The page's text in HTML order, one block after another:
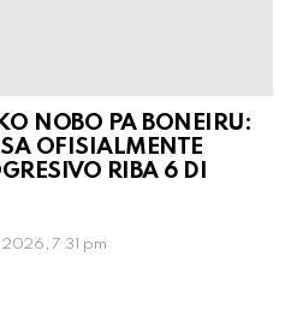
NOBO PA BONEIRU:
OFISIALMENTE
RIBA 6 DI
2026, 7:31 pm